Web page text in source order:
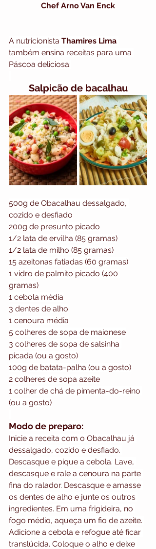
Chef Arno Van Enck
A nutricionista Thamires Lima
também ensina receitas para uma
Páscoa deliciosa:
Salpicão de bacalhau
500g de Obacalhau dessalgado,
cozido e desfiado
200g de presunto picado
1/2 lata de ervilha (85 gramas)
1/2 lata de milho (85 gramas)
15 azeitonas fatiadas (60 gramas)
1 vidro de palmito picado (400
gramas)
1 cebola média
3 dentes de alho
1 cenoura média
5 colheres de sopa de maionese
3 colheres de sopa de salsinha
picada (ou a gosto)
100g de batata-palha (ou a gosto)
2 colheres de sopa azeite
1 colher de chá de pimenta-do-reino
(ou a gosto)
Modo de preparo:
Inicie a receita com o Obacalhau já
dessalgado, cozido e desfiado.
Descasque e pique a cebola. Lave,
descasque e rale a cenoura na parte
fina do ralador. Descasque e amasse
os dentes de alho e junte os outros
ingredientes. Em uma frigideira, no
fogo médio, aqueça um fio de azeite.
Adicione a cebola e refogue até ficar
translúcida. Coloque o alho e deixe